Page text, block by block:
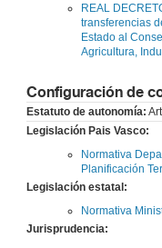
REAL
transferencias
Estado al
Agricultura,
Configuración de
Estatuto de autonomía:
Legislación Pais Vasco:
Normativa
Planificación
Legislación estatal:
Normativa
Jurisprudencia: